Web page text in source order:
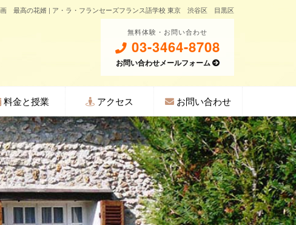
画 最高の花婿 | ア・ラ・フランセーズフランス語学校 東京 渋谷区 目黒区
無料体験・お問い合わせ
03-3464-8708
お問い合わせメールフォーム
料金と授業 アクセス お問い合わせ